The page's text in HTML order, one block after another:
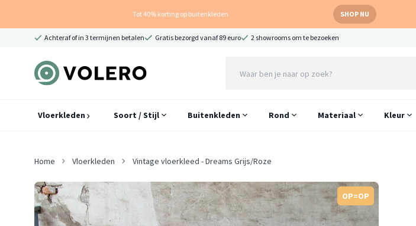
Tot 40% korting op buitenkleden SHOP NU
Achteraf of in 3 termijnen betalen Gratis bezorgd vanaf 89 euro 2 showrooms om te bezoeken
Vloerkleden Soort / Stijl Buitenkleden Rond Materiaal Kleur
Home Vloerkleden Vintage vloerkleed - Dreams Grijs/Roze
OP=OP